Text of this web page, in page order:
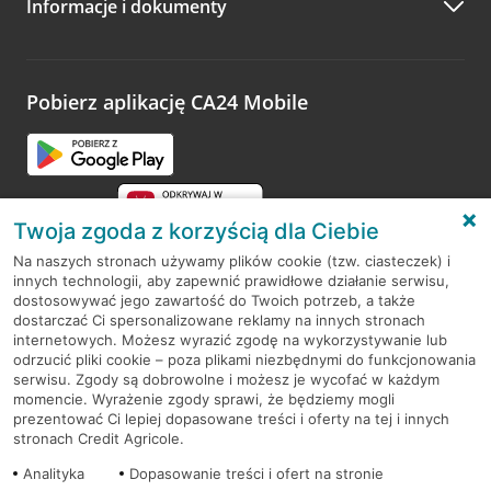
Zachęcamy do podzielenia się z nami opinią o wizycie.
opinie.
Informacje i dokumenty
Pobierz aplikację CA24 Mobile
RODO
Regulamin serwisu
Mapa serwisu
PolitykaCookies
Twoja zgoda z korzyścią dla Ciebie
Na naszych stronach używamy plików cookie (tzw. ciasteczek) i
innych technologii, aby zapewnić prawidłowe działanie serwisu,
dostosowywać jego zawartość do Twoich potrzeb, a także
dostarczać Ci spersonalizowane reklamy na innych stronach
internetowych. Możesz wyrazić zgodę na wykorzystywanie lub
odrzucić pliki cookie – poza plikami niezbędnymi do funkcjonowania
serwisu. Zgody są dobrowolne i możesz je wycofać w każdym
momencie. Wyrażenie zgody sprawi, że będziemy mogli
prezentować Ci lepiej dopasowane treści i oferty na tej i innych
stronach Credit Agricole.
Analityka
Dopasowanie treści i ofert na stronie